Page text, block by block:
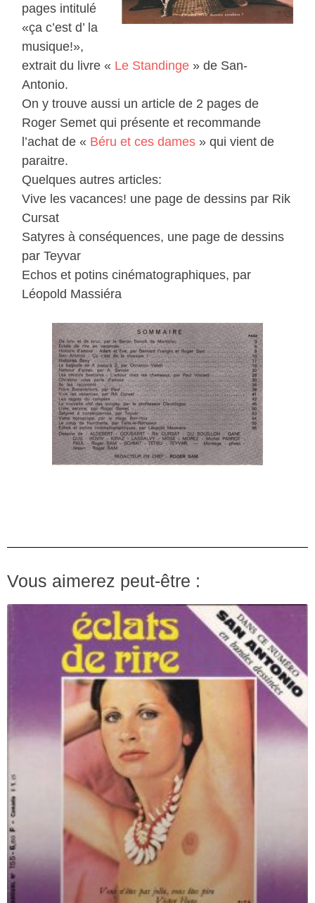
pages intitulé
«ça c’est d’ la
musique!»,
extrait du livre « Le Standinge » de San-
Antonio.
On y trouve aussi un article de 2 pages de
Roger Semet qui présente et recommande
l’achat de « Béru et ces dames » qui vient de
paraitre.
Quelques autres articles:
Vive les vacances! une page de dessins par Rik
Cursat
Satyres à conséquences, une page de dessins
par Teyvar
Echos et potins cinématographiques, par
Léopold Massiéra
Vous aimerez peut-être :